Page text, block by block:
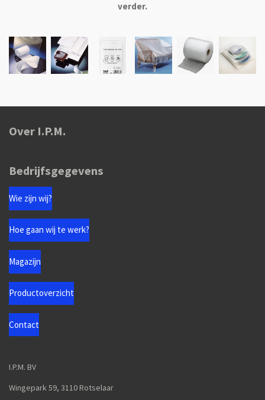
verder.
Over I.P.M.
Bedrijfsgegevens
Wie zijn wij?
Hoe gaan wij te werk?
Magazijn
Productoverzicht
Contact
I.P.M. BV
Wingepark 59, 3110 Rotselaar